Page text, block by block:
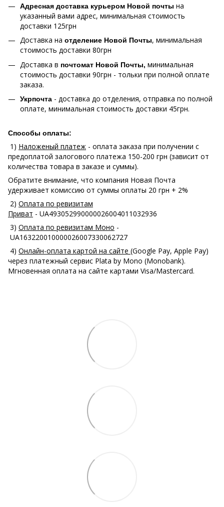
Адресная доставка курьером Новой почты на
указанный вами адрес, минимальная стоимость
доставки 125грн
Доставка на отделение Новой Почты, минимальная
стоимость доставки 80грн
Доставка в почтомат Новой Почты, минимальная
стоимость доставки 90грн - тольки при полной оплате
заказа.
Укрпочта - доставка до отделения, отправка по полной
оплате, минимальная стоимость доставки 45грн.
Способы оплаты:
1) Наложеный платеж - оплата заказа при получении с
предоплатой залогового платежа 150-200 грн (зависит от
количества товара в заказе и суммы).
Обратите внимание, что компания Новая Почта
удерживает комиссию от суммы оплаты 20 грн + 2%
2) Оплата по ревизитам
Приват - UA493052990000026004011032936
3) Оплата по ревизитам Моно -
UA163220010000026007330062727
4) Онлайн-оплата картой на сайте (Google Pay, Apple Pay)
через платежный сервис Plata by Mono (Monobank).
Мгновенная оплата на сайте картами Visa/Mastercard.